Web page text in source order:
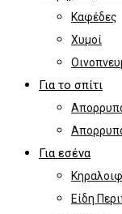
Καφέδες
Χυμοί
Για το σπίτι
Για εσένα
Είδη